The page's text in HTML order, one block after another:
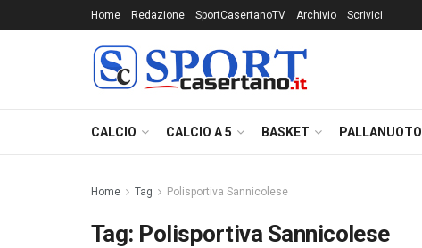
Home Redazione SportCasertanoTV Archivio Scrivici
CALCIO CALCIO A 5 BASKET PALLANUOTO
Home Tag Polisportiva Sannicolese
Tag: Polisportiva Sannicolese